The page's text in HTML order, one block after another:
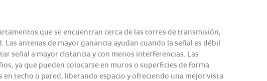
que se encuentran cerca de las torres de transmisión,
antenas de mayor ganancia ayudan cuando la señal es débil
señal a mayor distancia y con menos interferencias. Las
ya que pueden colocarse en muros o superficies de forma
techo o pared, liberando espacio y ofreciendo una mejor vista